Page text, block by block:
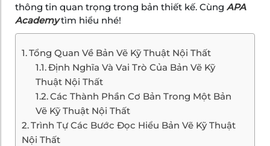
thông tin quan trọng trong bản thiết kế. Cùng APA
Academytìm hiểu nhé!
Tổng Quan Về Bản Vẽ Kỹ Thuật Nội Thất
Định Nghĩa Và Vai Trò Của Bản Vẽ Kỹ
Thuật Nội Thất
Các Thành Phần Cơ Bản Trong Một Bản
Vẽ Kỹ Thuật Nội Thất
Trình Tự Các Bước Đọc Hiểu Bản Vẽ Kỹ Thuật
Nội Thất